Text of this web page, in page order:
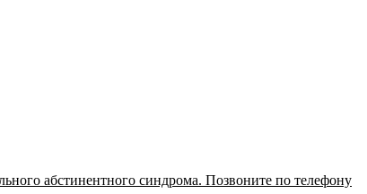
абстинентного синдрома. Позвоните по телефону